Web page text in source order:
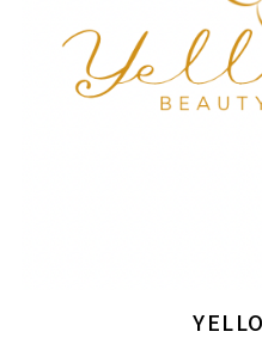
サロン検索
よくあるご質問